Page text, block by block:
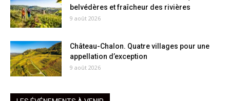
belvédères et fraîcheur des rivières
9 août 2026
Château-Chalon. Quatre villages pour une
appellation d’exception
9 août 2026